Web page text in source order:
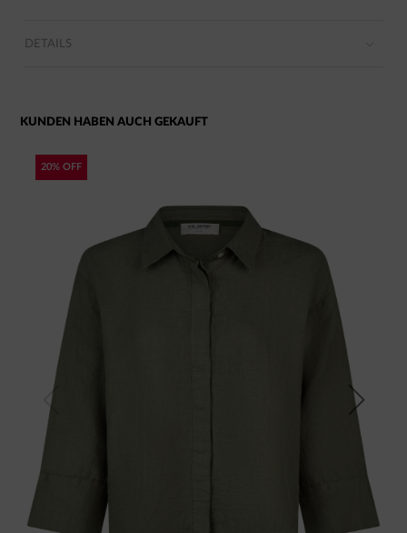
DETAILS
KUNDEN HABEN AUCH GEKAUFT
Previous
20% OFF
Next